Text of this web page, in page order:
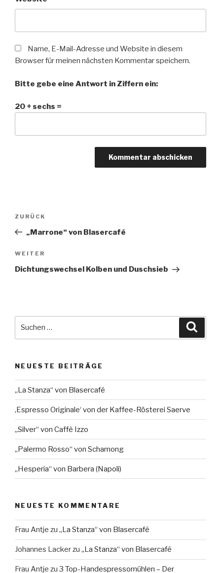
Name, E-Mail-Adresse und Website in diesem
Browser für meinen nächsten Kommentar speichern.
Bitte gebe eine Antwort in Ziffern ein:
20 + sechs =
Beitragsnavigation
Vorheriger
Beitrag
ZURÜCK
„Marrone“ von Blasercafé
Nächster
Beitrag
WEITER
Dichtungswechsel Kolben und Duschsieb
NEUESTE BEITRÄGE
„La Stanza“ von Blasercafé
‚Espresso Originale‘ von der Kaffee-Rösterei Saerve
„Silver“ von Caffè Izzo
„Palermo Rosso“ von Schamong
„Hesperia“ von Barbera (Napoli)
NEUESTE KOMMENTARE
Frau Antje zu „La Stanza“ von Blasercafé
Johannes Lackerzu „La Stanza“ von Blasercafé
Frau Antje zu 3 Top-Handespressomühlen – Der